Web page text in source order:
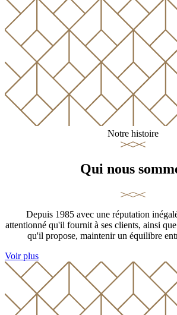
Notre histoire
Qui nous
Depuis 1985 avec une réputation
attentionné qu'il fournit à ses clients, ainsi
qu'il propose, maintenir un équilibre
Voir plus